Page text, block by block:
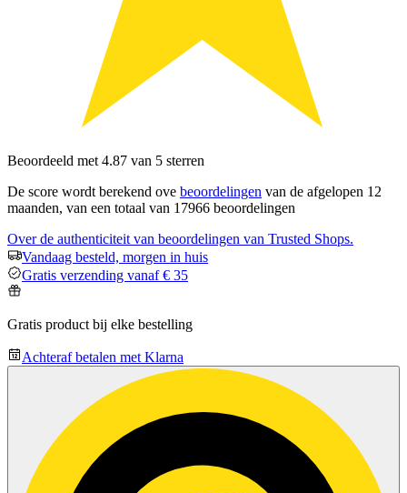
Beoordeeld met 4.87 van 5 sterren
De score wordt berekend ove beoordelingen van de afgelopen 12
maanden, van een totaal van 17966 beoordelingen
Over de authenticiteit van beoordelingen van Trusted Shops.
Vandaag besteld, morgen in huis
Gratis verzending vanaf € 35
Gratis product bij elke bestelling
Achteraf betalen met Klarna